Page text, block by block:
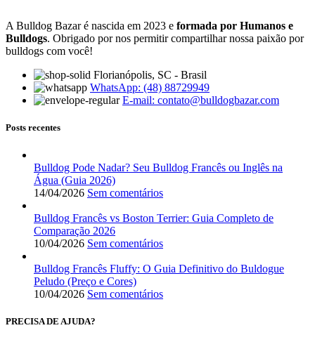
A Bulldog Bazar é nascida em 2023 e formada por Humanos e
Bulldogs. Obrigado por nos permitir compartilhar nossa paixão por
bulldogs com você!
Florianópolis, SC - Brasil
WhatsApp: (48) 88729949
E-mail: contato@bulldogbazar.com
Posts recentes
Bulldog Pode Nadar? Seu Bulldog Francês ou Inglês na
Água (Guia 2026)
14/04/2026 Sem comentários
Bulldog Francês vs Boston Terrier: Guia Completo de
Comparação 2026
10/04/2026 Sem comentários
Bulldog Francês Fluffy: O Guia Definitivo do Buldogue
Peludo (Preço e Cores)
10/04/2026 Sem comentários
PRECISA DE AJUDA?